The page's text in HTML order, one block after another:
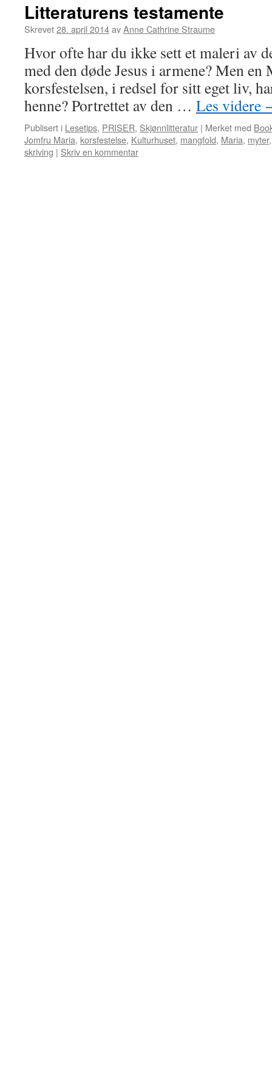
Litteraturens testamente
Skrevet28. april 2014avAnne Cathrine Straume
Hvor ofte har du ikke sett et maleri av
med den døde Jesus i armene? Men
korsfestelsen, i redsel for sitt eget liv,
henne? Portrettet av den … Les videre
Publisert i Lesetips, PRISER, Skjønnlitteratur | Merket med
Jomfru Maria, korsfestelse, Kulturhuset, mangfold, Maria, myter
skriving | Skriv en kommentar